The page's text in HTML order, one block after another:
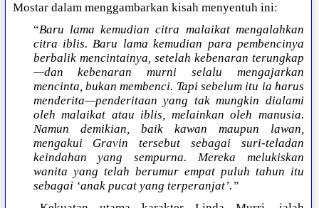
Mostar dalam menggambarkan kisah menyentuh ini:
“Baru lama kemudian citra malaikat mengalahkan
citra iblis. Baru lama kemudian para pembencinya
berbalik mencintainya, setelah kebenaran terungkap
—dan kebenaran murni selalu mengajarkan
mencinta, bukan membenci. Tapi sebelum itu ia harus
menderita—penderitaan yang tak mungkin dialami
oleh malaikat atau iblis, melainkan oleh manusia.
Namun demikian, baik kawan maupun lawan,
mengakui Gravin tersebut sebagai suri-teladan
keindahan yang sempurna. Mereka melukiskan
wanita yang telah berumur empat puluh tahun itu
sebagai ‘anak pucat yang terperanjat’.”